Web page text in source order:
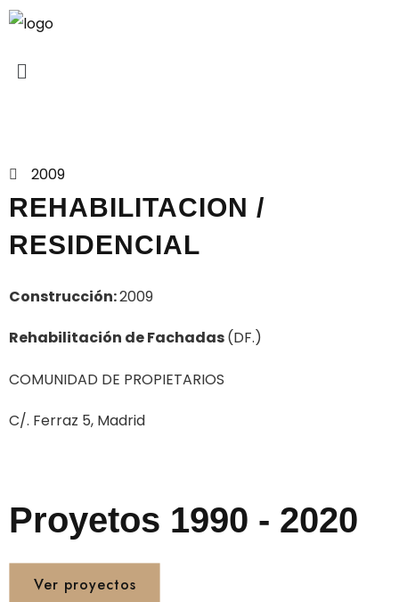
2009
REHABILITACION /
RESIDENCIAL
Construcción:2009
Rehabilitación de Fachadas(DF.)
COMUNIDAD DE PROPIETARIOS
C/. Ferraz 5, Madrid
Proyetos 1990 - 2020
Ver proyectos